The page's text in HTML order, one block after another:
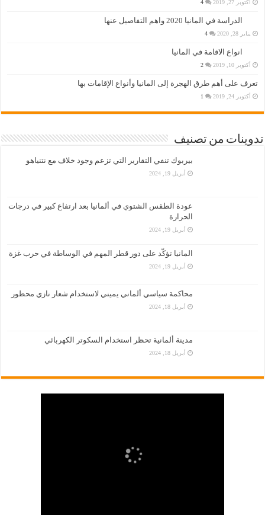
أكتوبر 27, 2019 4
الدراسة في المانيا 2020 واهم التفاصيل عنها
يناير 28, 2020 4
انواع الاقامة في المانيا
أكتوبر 10, 2019 2
تعرف على أهم طرق الهجرة إلى المانيا وأنواع الإقامات بها
أكتوبر 24, 2019 1
تدوينات من تصنيف
بيربوك تنفي التقارير التي تزعم وجود خلاف مع نتنياهو
أبريل 19, 2024
عودة الطقس الشتوي في ألمانيا بعد ارتفاع كبير في درجات
الحرارة
أبريل 19, 2024
المانيا تؤكّد على دور قطر المهم في الوساطة في حرب غزة
أبريل 19, 2024
محاكمة سياسي ألماني يميني لاستخدام شعار نازي محظور
أبريل 18, 2024
مدينة ألمانية تحظر استخدام السكوتر الكهربائي
أبريل 18, 2024